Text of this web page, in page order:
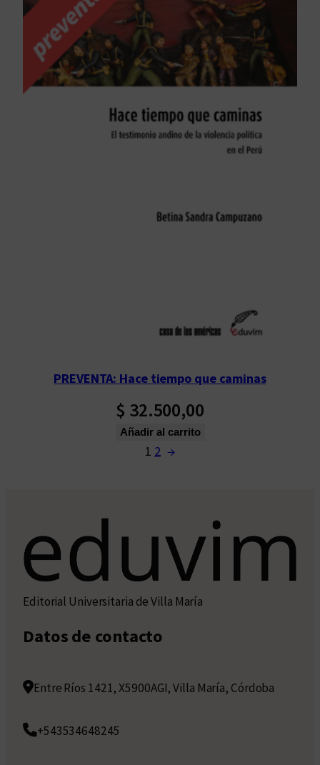
PREVENTA: Hace tiempo que caminas
$ 32.500,00
Añadir al carrito
1 2 →
Editorial Universitaria de Villa María
Datos de contacto
Entre Ríos 1421, X5900AGI, Villa María, Córdoba
+543534648245